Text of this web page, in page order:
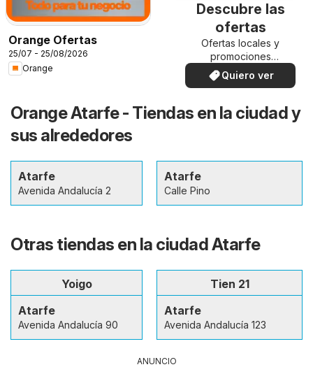
Orange Ofertas
25/07 - 25/08/2026
Orange
Descubre las
ofertas
Ofertas locales y
promociones
especiales.
Quiero ver
Orange Atarfe - Tiendas en la ciudad y
sus alrededores
Atarfe
Avenida Andalucía 2
Atarfe
Calle Pino
Otras tiendas en la ciudad Atarfe
Yoigo
Atarfe
Avenida Andalucía 90
Tien 21
Atarfe
Avenida Andalucía 123
ANUNCIO